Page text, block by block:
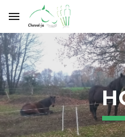
Skip to main content